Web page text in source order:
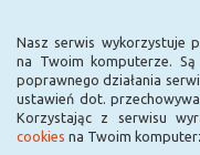
Nasz serwis wykorzystuje
na Twoim komputerze.
poprawnego działania
ustawień dot.
Korzystając z serwisu
cookies na Twoim
Urząd